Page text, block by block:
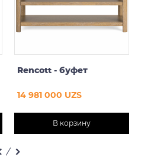
Rencott - буфет
14 981 000 UZS
В корзину